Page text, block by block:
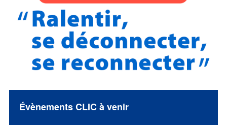
Évènements CLIC à venir